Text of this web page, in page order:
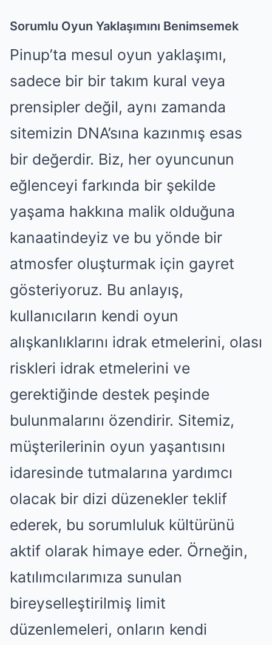
Sorumlu Oyun Yaklaşımını Benimsemek
Pinup’ta mesul oyun yaklaşımı,
sadece bir bir takım kural veya
prensipler değil, aynı zamanda
sitemizin DNA’sına kazınmış esas
bir değerdir. Biz, her oyuncunun
eğlenceyi farkında bir şekilde
yaşama hakkına malik olduğuna
kanaatindeyiz ve bu yönde bir
atmosfer oluşturmak için gayret
gösteriyoruz. Bu anlayış,
kullanıcıların kendi oyun
alışkanlıklarını idrak etmelerini, olası
riskleri idrak etmelerini ve
gerektiğinde destek peşinde
bulunmalarını özendirir. Sitemiz,
müşterilerinin oyun yaşantısını
idaresinde tutmalarına yardımcı
olacak bir dizi düzenekler teklif
ederek, bu sorumluluk kültürünü
aktif olarak himaye eder. Örneğin,
katılımcılarımıza sunulan
bireyselleştirilmiş limit
düzenlemeleri, onların kendi